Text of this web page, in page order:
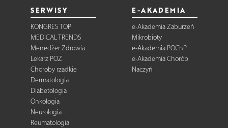
SERWISY
KONGRES TOP
MEDICAL TRENDS
Menedżer Zdrowia
Lekarz POZ
Choroby rzadkie
Dermatologia
Diabetologia
Onkologia
Neurologia
Reumatologia
E-AKADEMIA
e-Akademia Zaburzeń
Mikrobioty
e-Akademia POChP
e-Akademia Chorób
Naczyń